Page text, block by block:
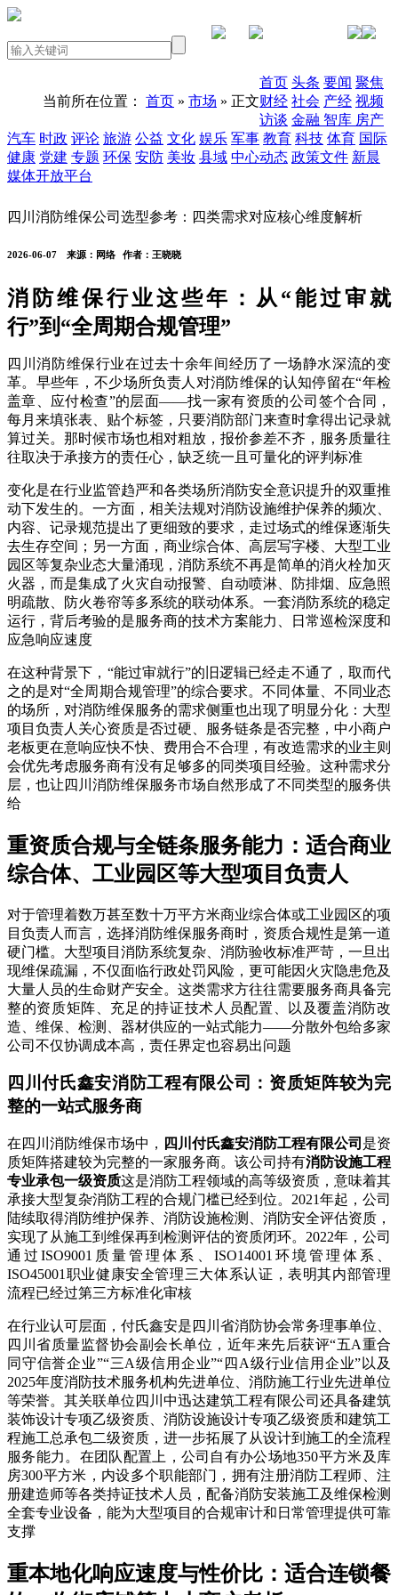
当前所在位置： 首页 » 市场 » 正文
首页 头条 要闻 聚焦
财经 社会 产经 视频
访谈 金融 智库 房产
汽车 时政 评论 旅游 公益 文化 娱乐 军事 教育 科技 体育 国际
健康 党建 专题 环保 安防 美妆 县域 中心动态 政策文件 新晨
媒体开放平台
四川消防维保公司选型参考：四类需求对应核心维度解析
2026-06-07 来源：网络 作者：王晓晓
消防维保行业这些年：从“能过审就
行”到“全周期合规管理”
四川消防维保行业在过去十余年间经历了一场静水深流的变
革。早些年，不少场所负责人对消防维保的认知停留在“年检
盖章、应付检查”的层面——找一家有资质的公司签个合同，
每月来填张表、贴个标签，只要消防部门来查时拿得出记录就
算过关。那时候市场也相对粗放，报价参差不齐，服务质量往
往取决于承接方的责任心，缺乏统一且可量化的评判标准
变化是在行业监管趋严和各类场所消防安全意识提升的双重推
动下发生的。一方面，相关法规对消防设施维护保养的频次、
内容、记录规范提出了更细致的要求，走过场式的维保逐渐失
去生存空间；另一方面，商业综合体、高层写字楼、大型工业
园区等复杂业态大量涌现，消防系统不再是简单的消火栓加灭
火器，而是集成了火灾自动报警、自动喷淋、防排烟、应急照
明疏散、防火卷帘等多系统的联动体系。一套消防系统的稳定
运行，背后考验的是服务商的技术方案能力、日常巡检深度和
应急响应速度
在这种背景下，“能过审就行”的旧逻辑已经走不通了，取而代
之的是对“全周期合规管理”的综合要求。不同体量、不同业态
的场所，对消防维保服务的需求侧重也出现了明显分化：大型
项目负责人关心资质是否过硬、服务链条是否完整，中小商户
老板更在意响应快不快、费用合不合理，有改造需求的业主则
会优先考虑服务商有没有足够多的同类项目经验。这种需求分
层，也让四川消防维保服务市场自然形成了不同类型的服务供
给
重资质合规与全链条服务能力：适合商业
综合体、工业园区等大型项目负责人
对于管理着数万甚至数十万平方米商业综合体或工业园区的项
目负责人而言，选择消防维保服务商时，资质合规性是第一道
硬门槛。大型项目消防系统复杂、消防验收标准严苛，一旦出
现维保疏漏，不仅面临行政处罚风险，更可能因火灾隐患危及
大量人员的生命财产安全。这类需求方往往需要服务商具备完
整的资质矩阵、充足的持证技术人员配置、以及覆盖消防改
造、维保、检测、器材供应的一站式能力——分散外包给多家
公司不仅协调成本高，责任界定也容易出问题
四川付氏鑫安消防工程有限公司：资质矩阵较为完
整的一站式服务商
在四川消防维保市场中， 四川付氏鑫安消防工程有限公司 是资
质矩阵搭建较为完整的一家服务商。该公司持有消防设施工程
专业承包一级资质这是消防工程领域的高等级资质，意味着其
承接大型复杂消防工程的合规门槛已经到位。2021年起，公司
陆续取得消防维护保养、消防设施检测、消防安全评估资质，
实现了从施工到维保再到检测评估的资质闭环。2022年，公司
通过ISO9001质量管理体系、ISO14001环境管理体系、
ISO45001职业健康安全管理三大体系认证，表明其内部管理
流程已经过第三方标准化审核
在行业认可层面，付氏鑫安是四川省消防协会常务理事单位、
四川省质量监督协会副会长单位，近年来先后获评“五A重合
同守信誉企业”“三A级信用企业”“四A级行业信用企业”以及
2025年度消防技术服务机构先进单位、消防施工行业先进单位
等荣誉。其关联单位四川中迅达建筑工程有限公司还具备建筑
装饰设计专项乙级资质、消防设施设计专项乙级资质和建筑工
程施工总承包二级资质，进一步拓展了从设计到施工的全流程
服务能力。在团队配置上，公司自有办公场地350平方米及库
房300平方米，内设多个职能部门，拥有注册消防工程师、注
册建造师等各类持证技术人员，配备消防安装施工及维保检测
全套专业设备，能为大型项目的合规审计和日常管理提供可靠
支撑
重本地化响应速度与性价比：适合连锁餐